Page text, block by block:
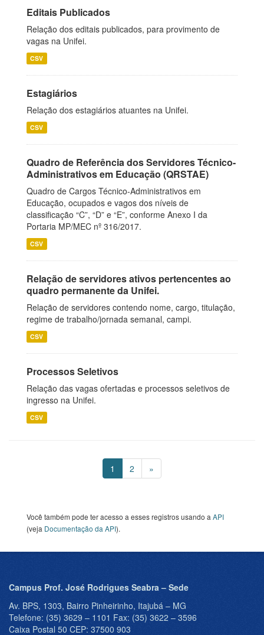
Editais Publicados
Relação dos editais publicados, para provimento de
vagas na Unifei.
CSV
Estagiários
Relação dos estagiários atuantes na Unifei.
CSV
Quadro de Referência dos Servidores Técnico-
Administrativos em Educação (QRSTAE)
Quadro de Cargos Técnico-Administrativos em
Educação, ocupados e vagos dos níveis de
classificação “C”, “D” e “E”, conforme Anexo I da
Portaria MP/MEC nº 316/2017.
CSV
Relação de servidores ativos pertencentes ao
quadro permanente da Unifei.
Relação de servidores contendo nome, cargo, titulação,
regime de trabalho/jornada semanal, campi.
CSV
Processos Seletivos
Relação das vagas ofertadas e processos seletivos de
ingresso na Unifei.
CSV
1 2 »
Você também pode ter acesso a esses registros usando a API
(veja Documentação da API).
Campus Prof. José Rodrigues Seabra – Sede
Av. BPS, 1303, Bairro Pinheirinho, Itajubá – MG
Telefone: (35) 3629 – 1101 Fax: (35) 3622 – 3596
Caixa Postal 50 CEP: 37500 903